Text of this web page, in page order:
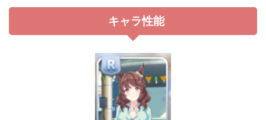
キャラ性能